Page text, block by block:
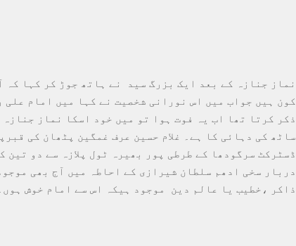
نماز جنازہ کے بعد ایک بزرگ سید نے ہاتھ جوڑ کر کہا
کون ہیں جواب میں اس نورانی شخصیت نے کہا میں امام علی
ذکر کرتا تھا اب یہ فوت ہوا تو میں خود اسکا نماز جنازہ
ساٹھ کی دہائی کا ہے۔ غلام حسین عرف غمگین پٹھان کی
ڈسٹرکٹ سرگودھا کے طرطی پور بھیرہ ٹول پلازہ سے دو تین
دربار سخی ادھم سلطان شیرازی کے احاطہ میں آج بھی
ذاکر ،خطیب یا عالم دین موجود ہیکہ اس سے امام خوش ہوں۔